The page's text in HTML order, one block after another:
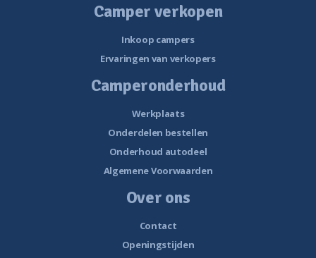
Camper verkopen
Inkoop campers
Ervaringen van verkopers
Camperonderhoud
Werkplaats
Onderdelen bestellen
Onderhoud autodeel
Algemene Voorwaarden
Over ons
Contact
Openingstijden